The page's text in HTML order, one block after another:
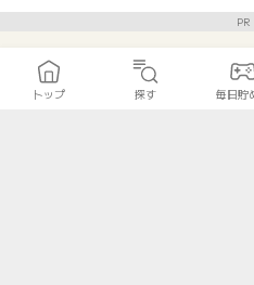
ポイントタウ
トップ 探す 毎日貯